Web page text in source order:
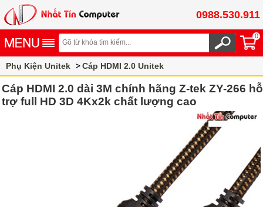
0988.530.911
0
Phụ Kiện Unitek Cáp HDMI 2.0 Unitek
Cáp HDMI 2.0 dài 3M chính hãng Z-tek ZY-266 hỗ
trợ full HD 3D 4Kx2k chất lượng cao